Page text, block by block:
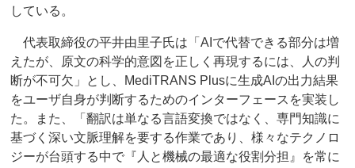
している。
代表取締役の平井由里子氏は「AIで代替できる部分は増
えたが、原文の科学的意図を正しく再現するには、人の判
断が不可欠」とし、MediTRANS Plusに生成AIの出力結果
をユーザ自身が判断するためのインターフェースを実装し
た。また、「翻訳は単なる言語変換ではなく、専門知識に
基づく深い文脈理解を要する作業であり、様々なテクノロ
ジーが台頭する中で『人と機械の最適な役割分担』を常に